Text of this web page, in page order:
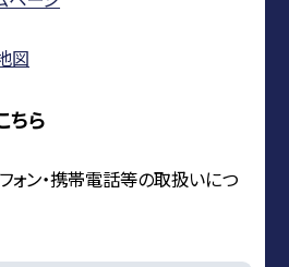
図
ちら
ォン・携帯電話等の取扱いにつ